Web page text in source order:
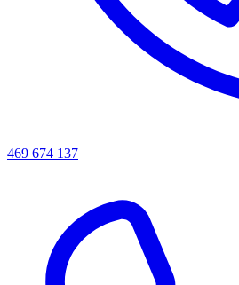
469 674 137